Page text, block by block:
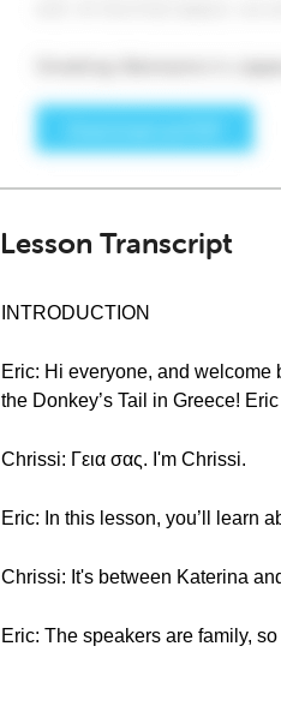
Lesson Transcript
INTRODUCTION
Eric: Hi everyone, and welcome
the Donkey’s Tail in Greece!
Chrissi: Γεια σας. I'm Chrissi.
Eric: In this lesson, you’ll learn
Chrissi: It's between Katerina
Eric: The speakers are family,